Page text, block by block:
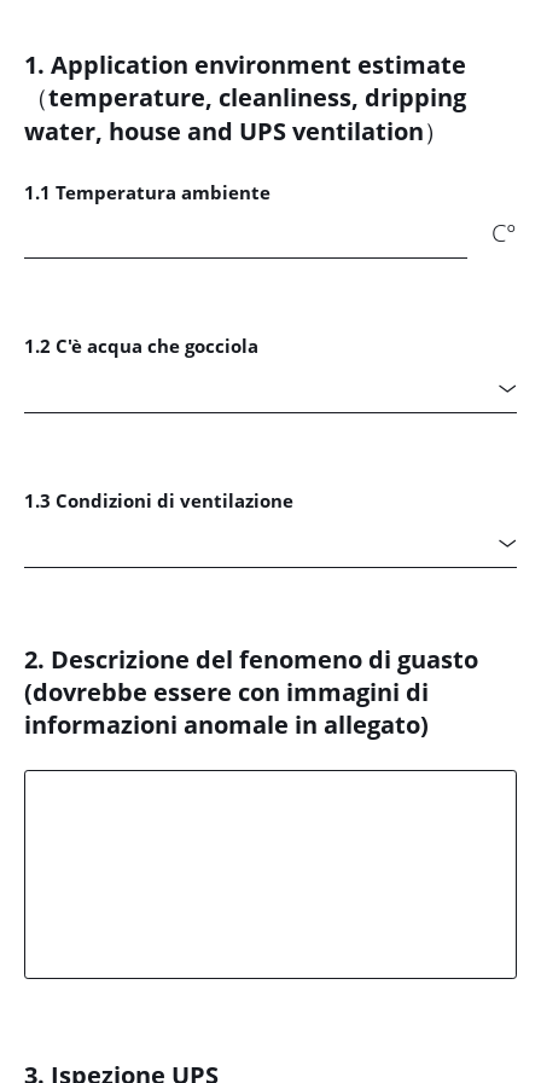
1. Application environment estimate
（temperature, cleanliness, dripping
water, house and UPS ventilation）
1.1 Temperatura ambiente
C°
1.2 C'è acqua che gocciola

1.3 Condizioni di ventilazione

2. Descrizione del fenomeno di guasto
(dovrebbe essere con immagini di
informazioni anomale in allegato)
3. Ispezione UPS